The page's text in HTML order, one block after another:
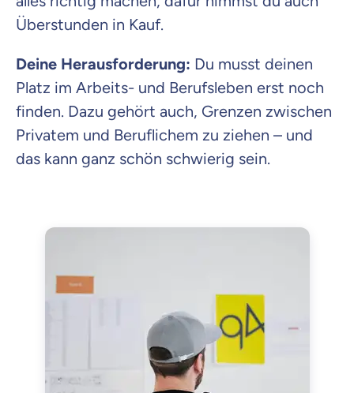
Überstunden in Kauf.
Deine Herausforderung: Du musst deinen
Platz im Arbeits- und Berufsleben erst noch
finden. Dazu gehört auch, Grenzen zwischen
Privatem und Beruflichem zu ziehen – und
das kann ganz schön schwierig sein.